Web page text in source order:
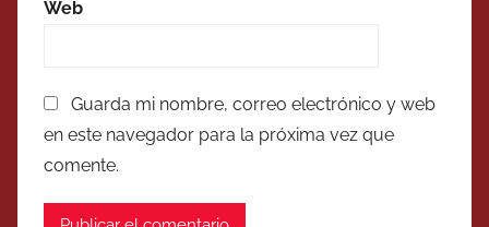
Web
Guarda mi nombre, correo electrónico y web
en este navegador para la próxima vez que
comente.